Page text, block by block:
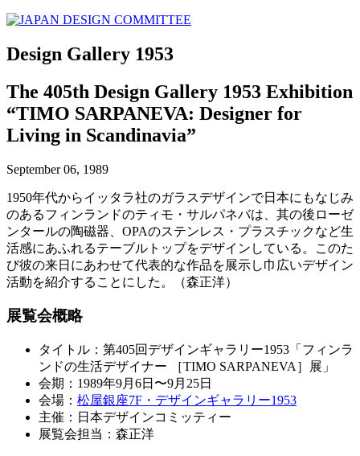
Design Gallery 1953
The 405th Design Gallery 1953 Exhibition
“TIMO SARPANEVA: Designer for
Living in Scandinavia”
September 06, 1989
1950年代からイッタラ社のガラスデザインで日本にもなじみ
のあるフィンランドのティモ・サルパネバは、其の後ローゼ
ンタールの陶磁器、OPAのステンレス・プラスチックなど生
活感にあふれるテーブルトップをデザインしている。このた
び彼の来日にあわせて代表的な作品を展示し巾広いデザイン
活動を紹介することにした。（森正洋）
展覧会概略
タイトル：第405回デザインギャラリー1953「フィンラ
ンドの生活デザイナー ［TIMO SARPANEVA］展」
会期：1989年9月6日〜9月25日
会場： 松屋銀座7F・デザインギャラリー1953
主催：日本デザインコミッティー
展覧会担当：森正洋